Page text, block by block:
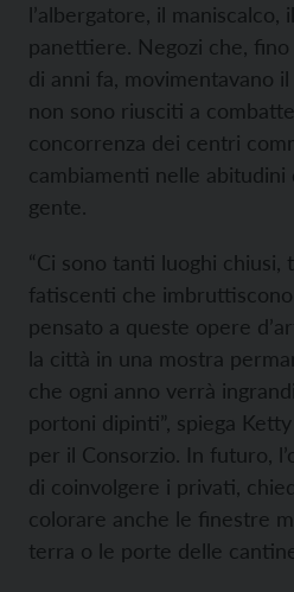
l’albergatore, il maniscalco,
panettiere. Negozi che,
di anni fa, movimentavano
non sono riusciti a
concorrenza dei centri
cambiamenti nelle abitudini
gente.
“Ci sono tanti luoghi chiusi,
fatiscenti che
pensato a queste opere
la città in una mostra
che ogni anno verrà
portoni dipinti”, spiega
per il Consorzio. In futuro,
di coinvolgere i privati,
colorare anche le finestre
terra o le porte delle